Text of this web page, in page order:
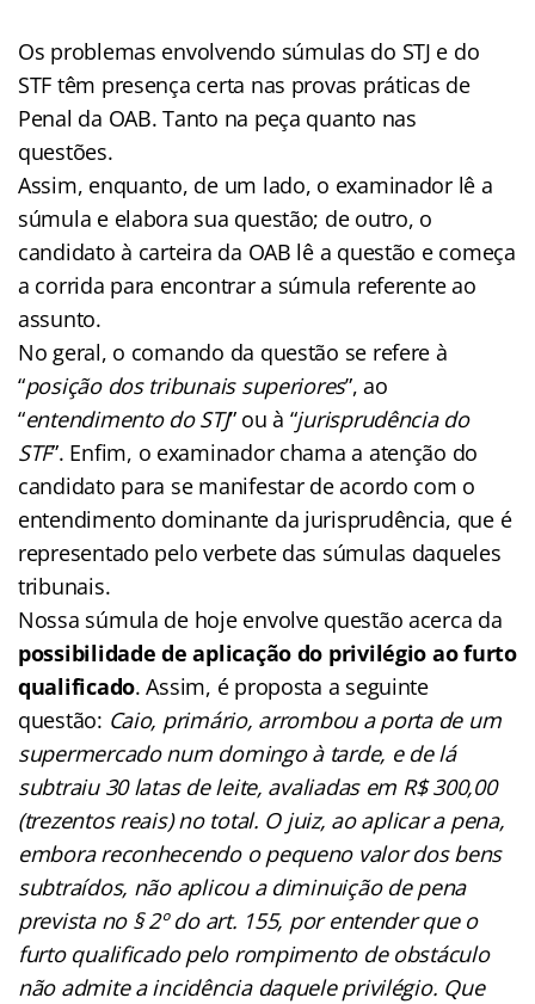
Os problemas envolvendo súmulas do STJ e do
STF têm presença certa nas provas práticas de
Penal da OAB. Tanto na peça quanto nas
questões.
Assim, enquanto, de um lado, o examinador lê a
súmula e elabora sua questão; de outro, o
candidato à carteira da OAB lê a questão e começa
a corrida para encontrar a súmula referente ao
assunto.
No geral, o comando da questão se refere à
“posição dos tribunais superiores”, ao
“entendimento do STJ” ou à “jurisprudência do
STF”. Enfim, o examinador chama a atenção do
candidato para se manifestar de acordo com o
entendimento dominante da jurisprudência, que é
representado pelo verbete das súmulas daqueles
tribunais.
Nossa súmula de hoje envolve questão acerca da
possibilidade de aplicação do privilégio ao furto
qualificado. Assim, é proposta a seguinte
questão: Caio, primário, arrombou a porta de um
supermercado num domingo à tarde, e de lá
subtraiu 30 latas de leite, avaliadas em R$ 300,00
(trezentos reais) no total. O juiz, ao aplicar a pena,
embora reconhecendo o pequeno valor dos bens
subtraídos, não aplicou a diminuição de pena
prevista no § 2º do art. 155, por entender que o
furto qualificado pelo rompimento de obstáculo
não admite a incidência daquele privilégio. Que